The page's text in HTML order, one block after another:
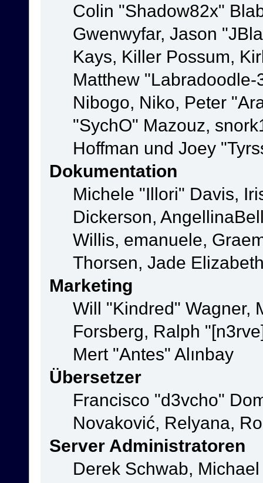
Colin "Shadow82x"
Gwenwyfar, Jason
Kays, Killer Possum,
Matthew
Nibogo, Niko, Peter
"SychO" Mazouz,
Hoffman und Joey
Dokumentation
Michele "Illori" Davis,
Dickerson,
Willis, emanuele,
Thorsen, Jade
Marketing
Will "Kindred" Wagner,
Forsberg, Ralph
Mert "Antes" Alınbay
Übersetzer
Francisco "d3vcho"
Novaković, Relyana,
Server Administratoren
Derek Schwab,